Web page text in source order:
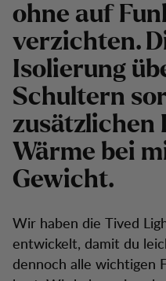
ohne auf
verzichten.
Isolierung
Schultern
zusätzlichen
Wärme bei
Gewicht.
Wir haben die Tived
entwickelt, damit du
dennoch alle wichtigen